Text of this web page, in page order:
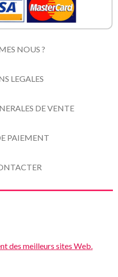
NOUS ?
LEGALES
DE VENTE
PAIEMENT